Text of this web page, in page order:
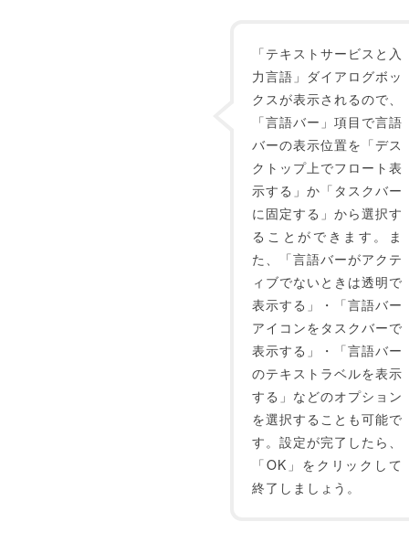
「テキストサービスと入
力言語」ダイアログボッ
クスが表示されるので、
「言語バー」項目で言語
バーの表示位置を「デス
クトップ上でフロート表
示する」か「タスクバー
に固定する」から選択す
ることができます。ま
た、「言語バーがアクテ
ィブでないときは透明で
表示する」・「言語バー
アイコンをタスクバーで
表示する」・「言語バー
のテキストラベルを表示
する」などのオプション
を選択することも可能で
す。設定が完了したら、
「OK」をクリックして
終了しましょう。